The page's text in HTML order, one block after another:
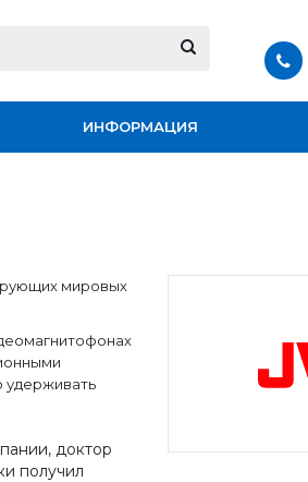
ИНФОРМАЦИЯ
мировых
удерживать
доктор
получил